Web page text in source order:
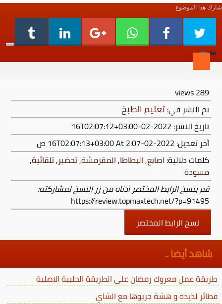
شارك هذا الموضوع
289
views
تم النشر في:تعليم الطبخ
تاريخ النشر: 2022-02-16T02:07:12+03:00
آخر تعديل: 2022-02-16T02:07:13+03:00
At 2:07 ص
كلمات دلالية: اصابع,البطاطا,المقرمشة,تحضير,تلقائية,
مسودة
قم بنسخ الرابط المختصر أدناه من زر النسخ لمشاركته:
https://review.topmaxtech.net/?p=91495
نسخ الرابط المختصر
شاهد أيضا ..
طريقة عمل معروك رمضان على الطريقة الحلبية الاصلية
فطائر لذيذة و هشة جربوها مع الشاي